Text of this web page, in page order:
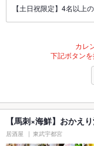
【土日祝限定】4名以上
カレ
下記ボタンを
【馬刺×海鮮】おか
居酒屋 東武宇都宮